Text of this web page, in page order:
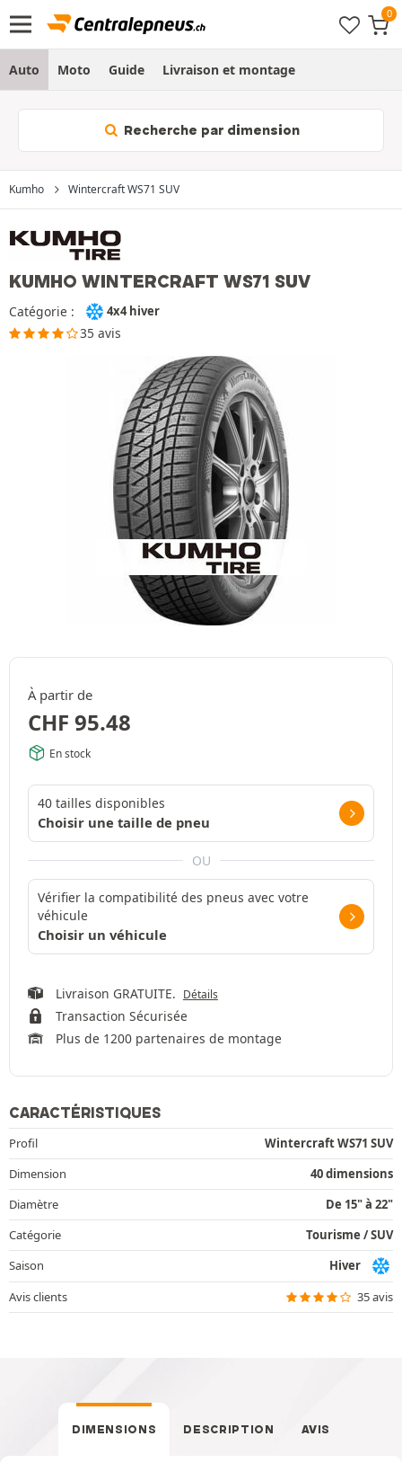
Auto Moto Guide Livraison et montage
Recherche par dimension
Kumho Wintercraft WS71 SUV
KUMHO WINTERCRAFT WS71 SUV
Catégorie : 4x4 hiver
35 avis
À partir de
CHF 95.48
En stock
40 tailles disponibles
Choisir une taille de pneu
OU
Vérifier la compatibilité des pneus avec votre
véhicule
Choisir un véhicule
Livraison GRATUITE. Détails
Transaction Sécurisée
Plus de 1200 partenaires de montage
CARACTÉRISTIQUES
Profil
Wintercraft WS71 SUV
Dimension
40 dimensions
Diamètre
De 15" à 22"
Catégorie
Tourisme / SUV
Saison
Hiver
Avis clients
35 avis
DIMENSIONS DESCRIPTION AVIS